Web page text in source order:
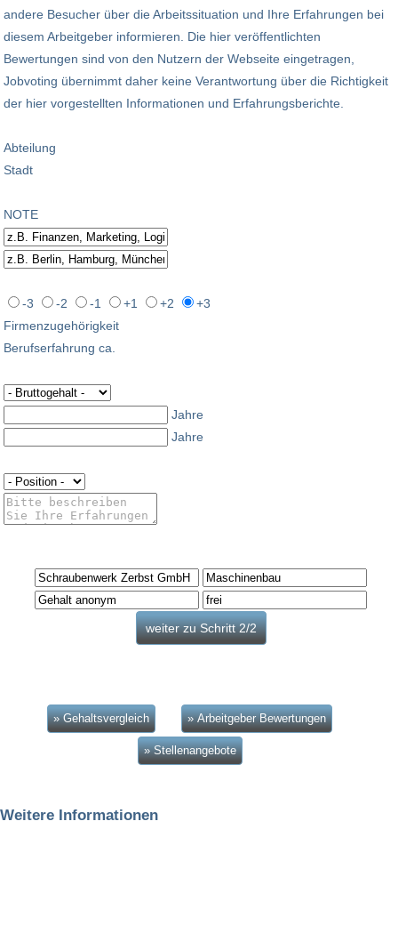
andere Besucher über die Arbeitssituation und Ihre Erfahrungen bei
diesem Arbeitgeber informieren. Die hier veröffentlichten
Bewertungen sind von den Nutzern der Webseite eingetragen,
Jobvoting übernimmt daher keine Verantwortung über die Richtigkeit
der hier vorgestellten Informationen und Erfahrungsberichte.
Abteilung
Stadt
NOTE
-3 -2 -1 +1 +2
+3
Firmenzugehörigkeit
Berufserfahrung ca.
Jahre
Jahre
» Gehaltsvergleich » Arbeitgeber Bewertungen
» Stellenangebote
Weitere Informationen